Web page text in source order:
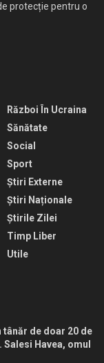
protecție pentru o
Război În Ucraina
Sănătate
Social
Sport
Știri Externe
Știri Naționale
Știrile Zilei
Timp Liber
Utile
tânăr de doar 20 de
Havea, omul